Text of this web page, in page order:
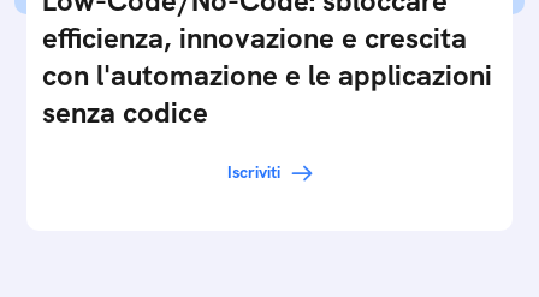
efficienza, innovazione e crescita
con l'automazione e le applicazioni
senza codice
Iscriviti